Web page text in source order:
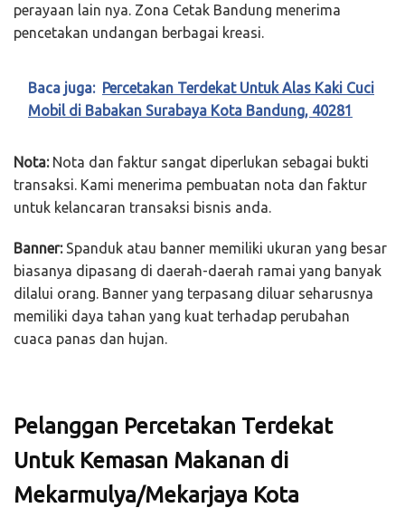
perayaan lain nya. Zona Cetak Bandung menerima
pencetakan undangan berbagai kreasi.
Baca juga: Percetakan Terdekat Untuk Alas Kaki Cuci
Mobil di Babakan Surabaya Kota Bandung, 40281
Nota:Nota dan faktur sangat diperlukan sebagai bukti
transaksi. Kami menerima pembuatan nota dan faktur
untuk kelancaran transaksi bisnis anda.
Banner:Spanduk atau banner memiliki ukuran yang besar
biasanya dipasang di daerah-daerah ramai yang banyak
dilalui orang. Banner yang terpasang diluar seharusnya
memiliki daya tahan yang kuat terhadap perubahan
cuaca panas dan hujan.
Pelanggan Percetakan Terdekat
Untuk Kemasan Makanan di
Mekarmulya/Mekarjaya Kota